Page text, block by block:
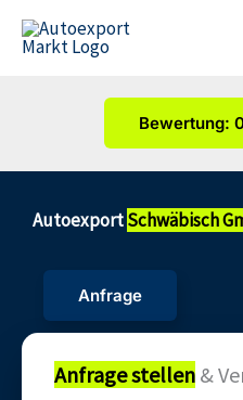
Zum
Inhalt
Bewertung:
AutoexportSchwäbisch
Anfrage
Anfrage stellen &